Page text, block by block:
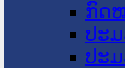
ກົດ
ປະ
ປະ